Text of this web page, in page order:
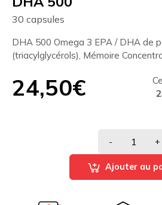
30 capsules
DHA 500 Omega 3 EPA / DHA de
(triacylglycérols), Mémoire
24,50€
- +
Ajouter au